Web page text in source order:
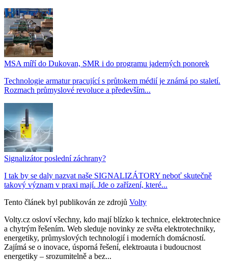
MSA míří do Dukovan, SMR i do programu jaderných ponorek
Technologie armatur pracující s průtokem médií je známá po staletí.
Rozmach průmyslové revoluce a především...
Signalizátor poslední záchrany?
I tak by se daly nazvat naše SIGNALIZÁTORY neboť skutečně
takový význam v praxi mají. Jde o zařízení, které...
Tento článek byl publikován ze zdrojů Volty
Volty.cz osloví všechny, kdo mají blízko k technice, elektrotechnice
a chytrým řešením. Web sleduje novinky ze světa elektrotechniky,
energetiky, průmyslových technologií i moderních domácností.
Zajímá se o inovace, úsporná řešení, elektroauta i budoucnost
energetiky – srozumitelně a bez...